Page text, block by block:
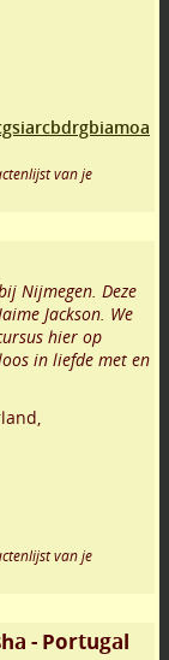
van je
Nijmegen. Deze
Jackson. We
hier op
in liefde met en
van je
- Portugal